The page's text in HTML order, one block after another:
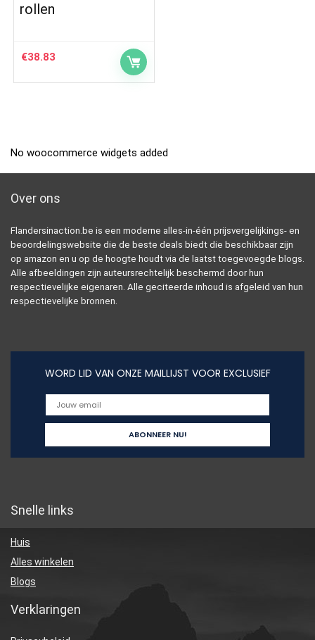
rollen
€38.83
No woocommerce widgets added
Over ons
Flandersinaction.be is een moderne alles-in-één prijsvergelijkings- en
beoordelingswebsite die de beste deals biedt die beschikbaar zijn
op amazon en u op de hoogte houdt via de laatst toegevoegde blogs.
Alle afbeeldingen zijn auteursrechtelijk beschermd door hun
respectievelijke eigenaren. Alle geciteerde inhoud is afgeleid van hun
respectievelijke bronnen.
WORD LID VAN ONZE MAILLIJST VOOR EXCLUSIEF
Snelle links
Huis
Alles winkelen
Blogs
Verklaringen